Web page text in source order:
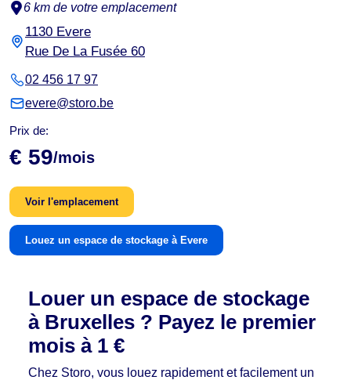
6 km de votre emplacement
1130 Evere
Rue De La Fusée 60
02 456 17 97
evere@storo.be
Prix de:
€ 59/mois
Voir l'emplacement
Louez un espace de stockage à Evere
Louer un espace de stockage
à Bruxelles ? Payez le premier
mois à 1 €
Chez Storo, vous louez rapidement et facilement un